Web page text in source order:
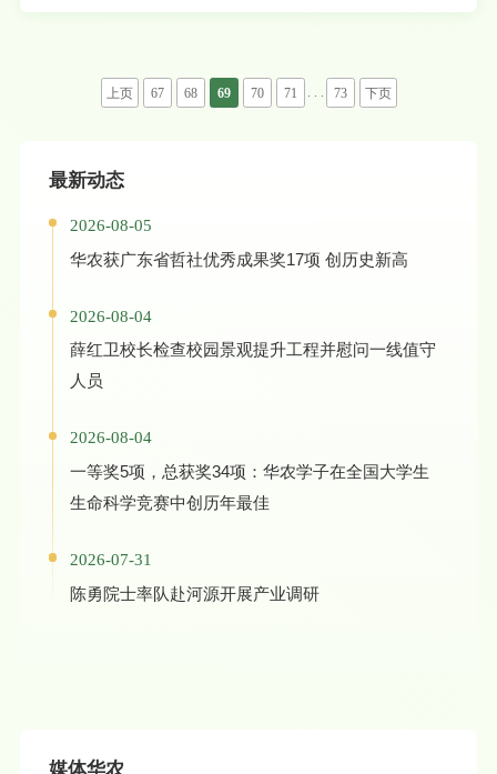
常规基因工程方法在植物生物反应器中生产各种重要的生物医药的目标产物。由于不同于一
般的以微生物或动物细胞所生产的蛋白药物，分子农场所生产的医用蛋白质没有人类病原或
上页 67 68 69 70 71 . . . 73 下页
最新动态
2026-08-05
华农获广东省哲社优秀成果奖17项 创历史新高
2026-08-04
薛红卫校长检查校园景观提升工程并慰问一线值守
人员
2026-08-04
一等奖5项，总获奖34项：华农学子在全国大学生
生命科学竞赛中创历年最佳
2026-07-31
陈勇院士率队赴河源开展产业调研
媒体华农